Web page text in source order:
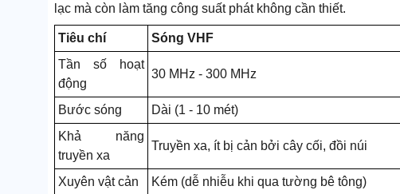
lạc mà còn làm tăng công suất phát không cần thiết.
Tiêu chí Sóng VHF
Tần số hoạt
động
30 MHz - 300 MHz
Bước sóng Dài (1 - 10 mét)
Khả năng
truyền xa
Truyền xa, ít bị cản bởi cây cối, đồi núi
Xuyên vật cản
Kém (dễ nhiễu khi qua tường bê tông)